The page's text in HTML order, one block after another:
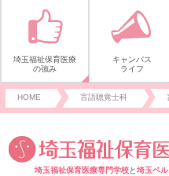
埼玉福祉保育医療
の強み
キャンパス
ライフ
HOME 言語聴覚士科
埼玉福祉保育医療専門学校と埼玉ベ